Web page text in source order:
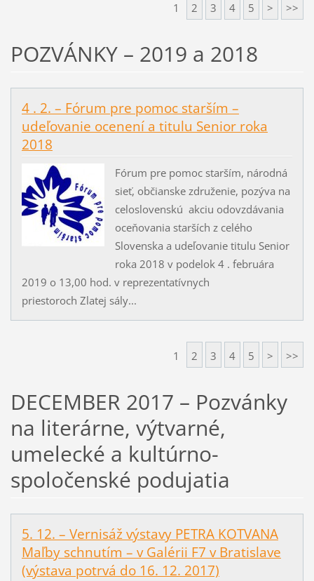
1 2 3 4 5 > >>
POZVÁNKY – 2019 a 2018
4 . 2. – Fórum pre pomoc starším –
udeľovanie ocenení a titulu Senior roka
2018
Fórum pre pomoc starším, národná
sieť, občianske združenie, pozýva na
celoslovenskú akciu odovzdávania
oceňovania starších z celého
Slovenska a udeľovanie titulu Senior
roka 2018 v podelok 4 . februára
2019 o 13,00 hod. v reprezentatívnych
priestoroch Zlatej sály...
1 2 3 4 5 > >>
DECEMBER 2017 – Pozvánky
na literárne, výtvarné,
umelecké a kultúrno-
spoločenské podujatia
5. 12. – Vernisáž výstavy PETRA KOTVANA
Maľby schnutím – v Galérii F7 v Bratislave
(výstava potrvá do 16. 12. 2017)